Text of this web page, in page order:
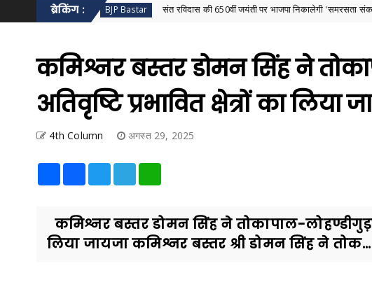
ब्रेकिंग :
BJP Bastar संत रविदास की 650वीं जयंती पर भाजपा निकालेगी 'समरसता संकल्प कलश यात्रा'
कमिश्नर बस्तर डोमन सिंह ने
अतिवृष्टि प्रभावित क्षेत्रों का लिया
4th Column अगस्त 29, 2025
Share FacebookTwitterTelegram
कमिश्नर बस्तर डोमन सिंह ने तोकापाल-लोहण्डीगुड़ा
लिया जायजा कमिश्नर बस्तर श्री डोमन सिंह ने तोक...